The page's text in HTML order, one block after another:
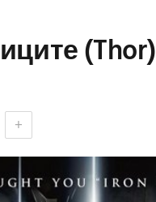
(Thor)
+